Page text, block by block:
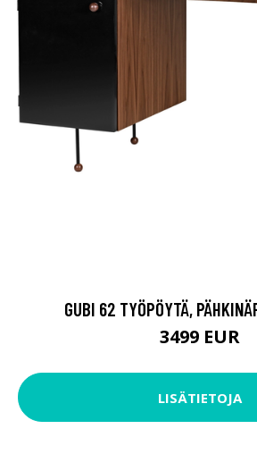
GUBI 62 TYÖPÖYTÄ,
3499 EUR
LISÄTIETOJA